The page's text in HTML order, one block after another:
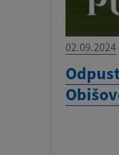
02.09.2024